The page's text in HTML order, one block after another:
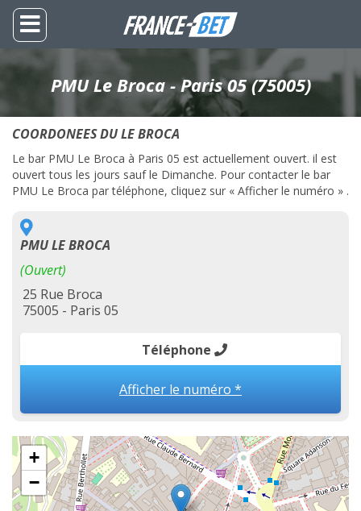
PMU Le Broca - Paris 05 (75005)
COORDONEES DU LE BROCA
Le bar PMU Le Broca à Paris 05 est actuellement ouvert. il est
ouvert tous les jours sauf le Dimanche. Pour contacter le bar
PMU Le Broca par téléphone, cliquez sur « Afficher le numéro » .
PMU LE BROCA
(Ouvert)
25 Rue Broca
75005 - Paris 05
Téléphone
Afficher le numéro *
+
−